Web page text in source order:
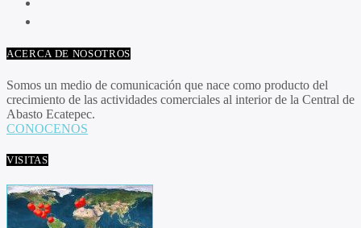
ACERCA DE NOSOTROS
Somos un medio de comunicación que nace como producto del
crecimiento de las actividades comerciales al interior de la Central de
Abasto Ecatepec.
CONOCENOS
VISITAS